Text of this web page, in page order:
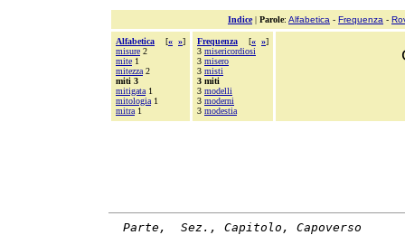
Indice| Parole: Alfabetica - Frequenza -
Alfabetica [« »]
misure 2
mite 1
mitezza 2
miti 3
mitigata 1
mitologia 1
mitra 1
Frequenza [« »]
3 misericordiosi
3 misero
3 misti
3 miti
3 modelli
3 moderni
3 modestia
Parte,  Sez., Capitolo, Capoverso